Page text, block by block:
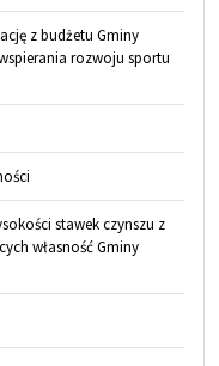
z budżetu Gminy
rozwoju sportu
stawek czynszu z
własność Gminy